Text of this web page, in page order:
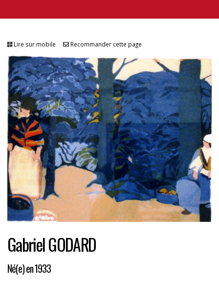
Lire sur mobile Recommander cette page
Gabriel GODARD
Né(e) en 1933